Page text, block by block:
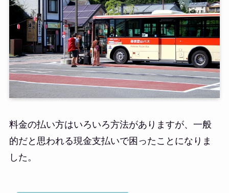
料金の払い方はいろいろ方法がありますが、一般
的だと思われる現金支払いで困ったことになりま
した。